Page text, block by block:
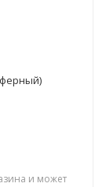
и может